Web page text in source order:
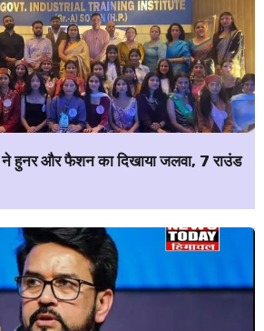
हुनर और फैशन का दिखाया जलवा, 7 राउंड